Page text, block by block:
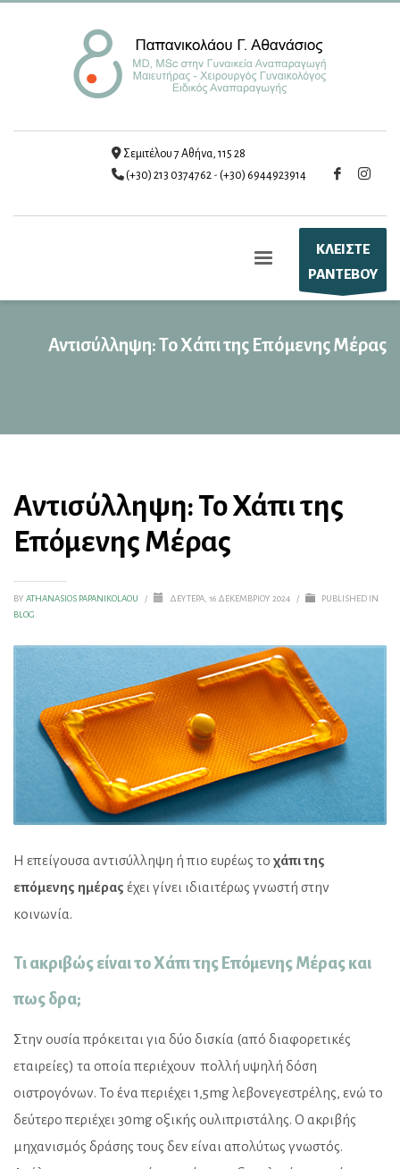
Σεμιτέλου 7 Αθήνα, 115 28
(+30) 213 0374762 - (+30) 6944923914
ΚΛΕΙΣΤΕ
ΡΑΝΤΕΒΟΥ
Αντισύλληψη: Το Χάπι της Επόμενης Μέρας
Αντισύλληψη: Το Χάπι της
Επόμενης Μέρας
BY ATHANASIOS PAPANIKOLAOU / ΔΕΥΤΈΡΑ, 16 ΔΕΚΕΜΒΡΊΟΥ 2024 /
PUBLISHED IN
BLOG
Η επείγουσα αντισύλληψη ή πιο ευρέως το χάπι της
επόμενης ημέρας έχει γίνει ιδιαιτέρως γνωστή στην
κοινωνία.
Τι ακριβώς είναι το Χάπι της Επόμενης Μέρας και
πως δρα;
Στην ουσία πρόκειται για δύο δισκία (από διαφορετικές
εταιρείες) τα οποία περιέχουν πολλή υψηλή δόση
οιστρογόνων. Το ένα περιέχει 1,5mg λεβονεγεστρέλης, ενώ το
δεύτερο περιέχει 30mg οξικής ουλιπριστάλης. Ο ακριβής
μηχανισμός δράσης τους δεν είναι απολύτως γνωστός.